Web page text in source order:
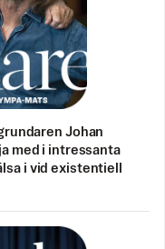
Johan
med i intressanta
i vid existentiell